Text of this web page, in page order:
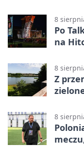
8
Po
na
8
Z
8